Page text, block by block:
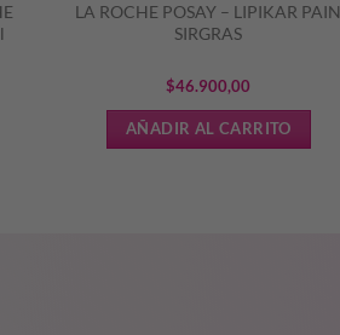
LA ROCHE POSAY – LIPIKAR PAIN
SIRGRAS
$46.900,00
AÑADIR AL CARRITO